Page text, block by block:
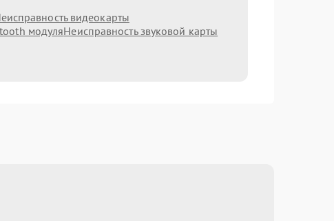
видеокарты
модуляНеисправность звуковой карты